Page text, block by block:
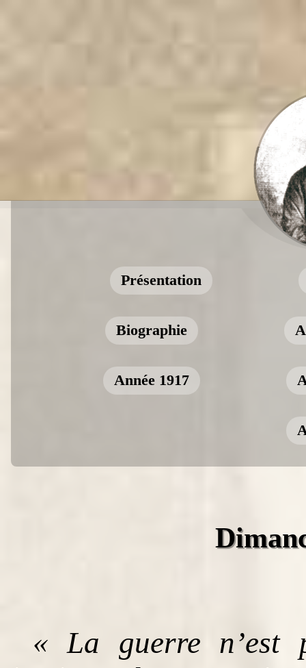
Présentation
Biographie
Année 1917
« La guerre